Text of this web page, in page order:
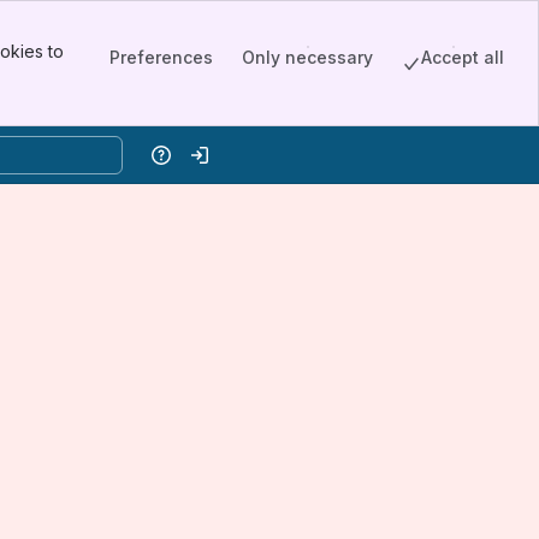
to
Preferences Only necessary Accept all
HelpLog in